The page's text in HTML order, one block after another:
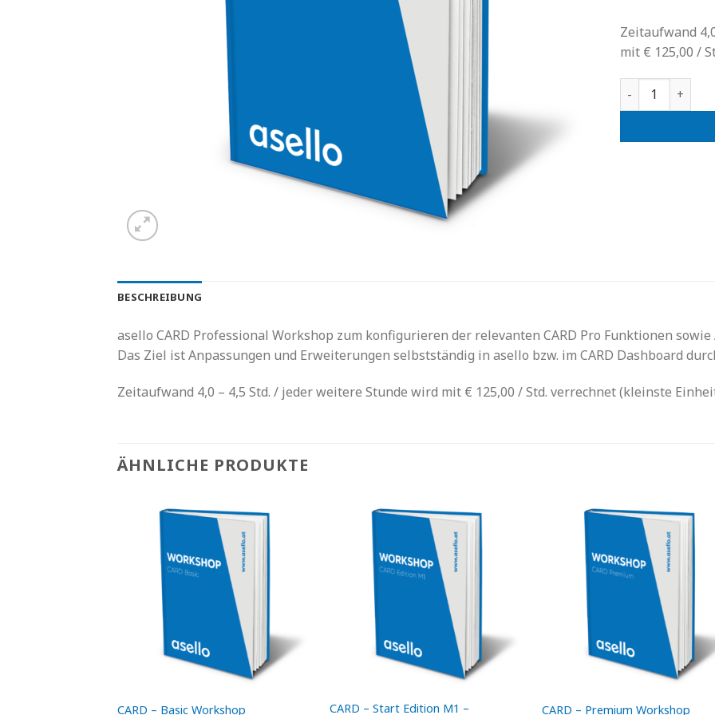
Zeitaufwand
mit € 125,00 /
CARD - Pro
BESCHREIBUNG
asello CARD Professional Workshop zum konfigurieren der relevanten CARD Pro Funktionen
Das Ziel ist Anpassungen und Erweiterungen selbstständig in asello bzw. im CARD Dashboard
Zeitaufwand 4,0 – 4,5 Std. / jeder weitere Stunde wird mit € 125,00 / Std. verrechnet (kleinste
ÄHNLICHE PRODUKTE
CARD – Basic Workshop CARD – Start Edition M1 – CARD – Premium Workshop